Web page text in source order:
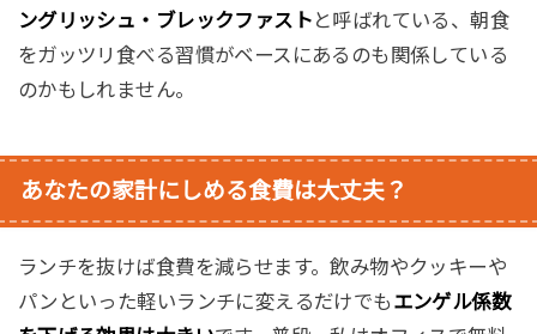
ングリッシュ・ブレックファスト と呼ばれている、朝食
をガッツリ食べる習慣がベースにあるのも関係している
のかもしれません。
あなたの家計にしめる食費は大丈夫？
ランチを抜けば食費を減らせます。飲み物やクッキーや
パンといった軽いランチに変えるだけでも エンゲル係数